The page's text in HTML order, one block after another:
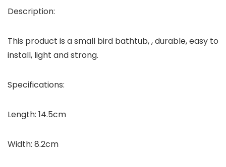
Description:
This product is a small bird bathtub, , durable, easy to
install, light and strong.
Specifications:
Length: 14.5cm
Width: 8.2cm